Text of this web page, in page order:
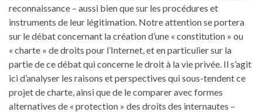
reconnaissance – aussi bien que sur les procédures et
instruments de leur légitimation. Notre attention se portera
sur le débat concernant la création d’une « constitution » ou
« charte » de droits pour l’Internet, et en particulier sur la
partie de ce débat qui concerne le droit à la vie privée. Il s’agit
ici d’analyser les raisons et perspectives qui sous-tendent ce
projet de charte, ainsi que de le comparer avec formes
alternatives de « protection » des droits des internautes –